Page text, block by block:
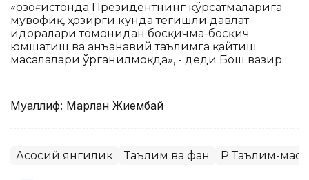
«Қозоғистонда Президентнинг кўрсатмаларига
мувофиқ, ҳозирги кунда тегишли давлат
идоралари томонидан босқичма-босқич
юмшатиш ва анъанавий таълимга қайтиш
масалалари ўрганилмоқда», - деди Бош вазир.
Муаллиф: Марлан Жиембай
Асосий янгилик Таълим ва фан ҚР Таълим-